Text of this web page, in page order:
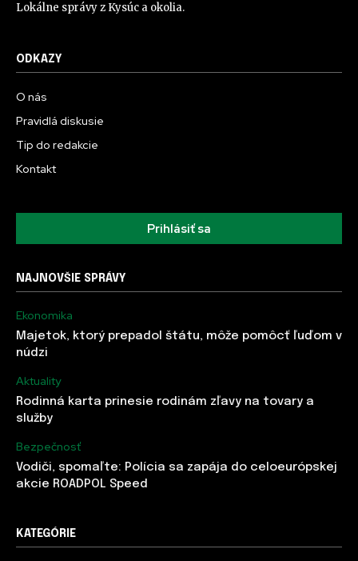
Lokálne správy z Kysúc a okolia.
ODKAZY
O nás
Pravidlá diskusie
Tip do redakcie
Kontakt
Prihlásiť sa
NAJNOVŠIE SPRÁVY
Ekonomika
Majetok, ktorý prepadol štátu, môže pomôcť ľuďom v
núdzi
Aktuality
Rodinná karta prinesie rodinám zľavy na tovary a
služby
Bezpečnosť
Vodiči, spomaľte: Polícia sa zapája do celoeurópskej
akcie ROADPOL Speed
KATEGÓRIE